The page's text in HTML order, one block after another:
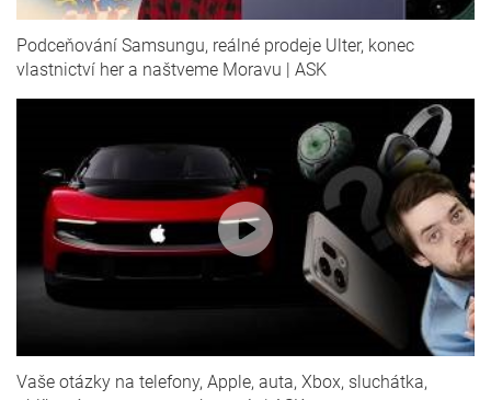
Podceňování Samsungu, reálné prodeje Ulter, konec
vlastnictví her a naštveme Moravu | ASK
Vaše otázky na telefony, Apple, auta, Xbox, sluchátka,